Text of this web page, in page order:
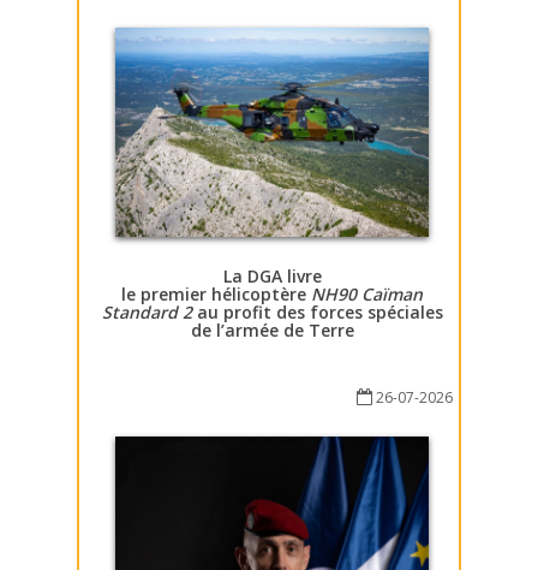
La DGA livre
le premier hélicoptère NH90 Caïman
Standard 2au profit des forces spéciales
de l’armée de Terre
26-07-2026